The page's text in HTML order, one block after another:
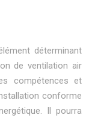
déterminant
de ventilation air
compétences et
conforme
Il pourra